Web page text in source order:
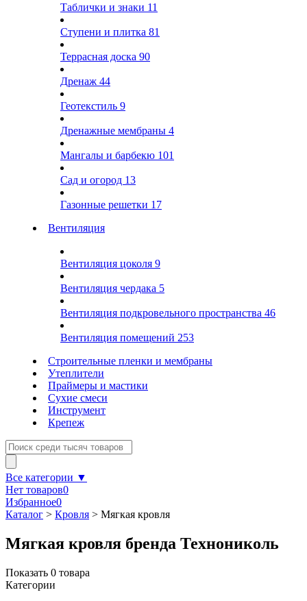
Таблички и знаки 11
Ступени и плитка 81
Террасная доска 90
Дренаж 44
Геотекстиль 9
Дренажные мембраны 4
Мангалы и барбекю 101
Сад и огород 13
Газонные решетки 17
Вентиляция
Вентиляция цоколя 9
Вентиляция чердака 5
Вентиляция подкровельного пространства 46
Вентиляция помещений 253
Строительные пленки и мембраны
Утеплители
Праймеры и мастики
Сухие смеси
Инструмент
Крепеж
Все категории ▼
Нет товаров0
Избранное0
Каталог > Кровля > Мягкая кровля
Мягкая кровля бренда Технониколь
Показать 0 товара
Категории